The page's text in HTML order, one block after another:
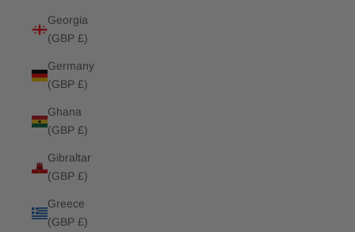
Georgia
(GBP £)
Germany
(GBP £)
Ghana
(GBP £)
Gibraltar
(GBP £)
Greece
(GBP £)